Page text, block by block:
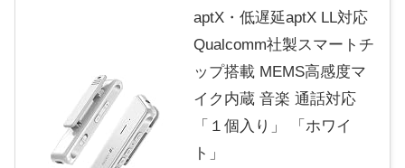
aptX・低遅延aptX LL対応
Qualcomm社製スマートチ
ップ搭載 MEMS高感度マ
イク内蔵 音楽 通話対応
「１個入り」 「ホワイ
ト」